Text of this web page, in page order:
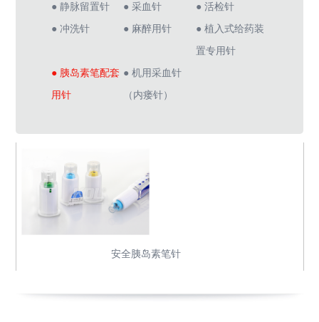
● 静脉留置针
● 采血针
● 活检针
● 冲洗针
● 麻醉用针
● 植入式给药装
置专用针
● 胰岛素笔配套
用针
● 机用采血针
（内瘘针）
安全胰岛素笔针